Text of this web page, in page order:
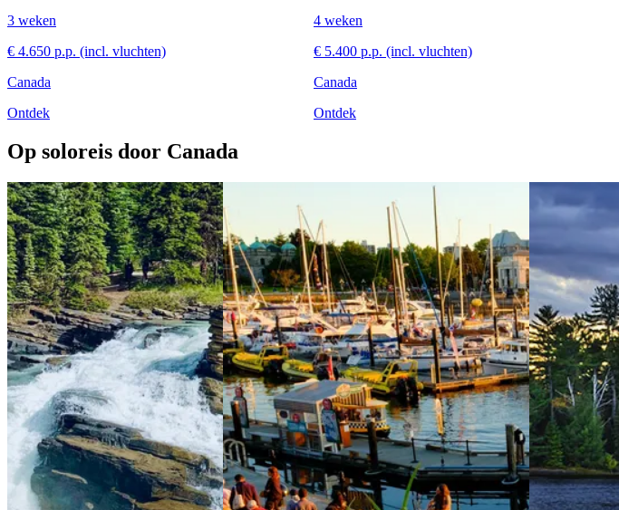
3 weken
€ 4.650 p.p. (incl. vluchten)
Canada
Ontdek
4 weken
€ 5.400 p.p. (incl. vluchten)
Canada
Ontdek
Op soloreis door Canada
View 3 weken&&&Solo langs de highlights van
Canada
View 4 weken&&&Solo door Vancouver Island
& British Columbia